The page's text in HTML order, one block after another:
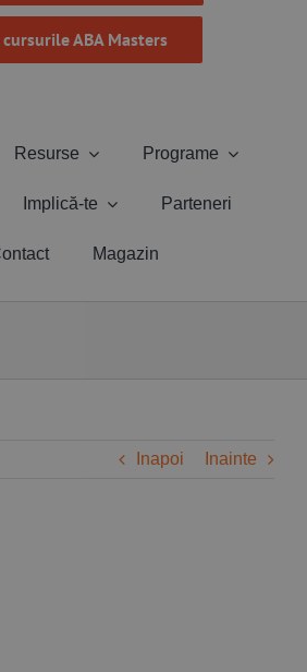
ABA Masters
Resurse Programe
Implică-te Parteneri
Magazin
Inapoi Inainte